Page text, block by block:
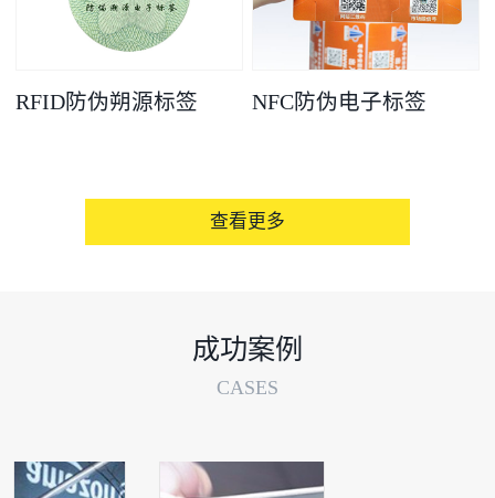
RFID防伪朔源标签 NFC防伪电子标签
查看更多
成功案例
CASES